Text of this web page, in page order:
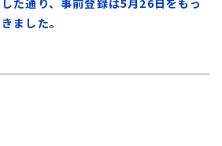
た通り、事前登録は5月26日をもっ
ました。